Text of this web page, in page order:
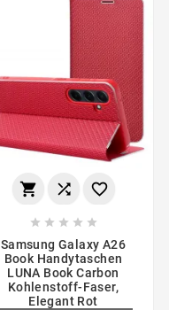
  
    
Samsung Galaxy A26
Book Handytaschen
LUNA Book Carbon
Kohlenstoff-Faser,
Elegant Rot